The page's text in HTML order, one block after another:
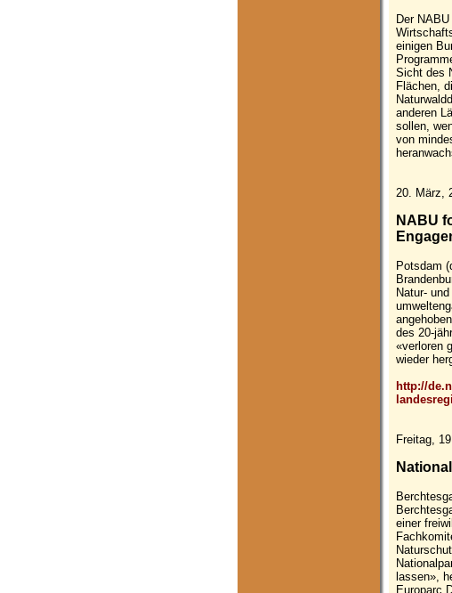
Der
einigen
Sicht des
Flächen,
anderen
sollen,
von
20. März,
NABU
Potsdam
Natur-
des 20-
«verloren
wieder
http://
Freitag,
einer
lassen»,
Europarc